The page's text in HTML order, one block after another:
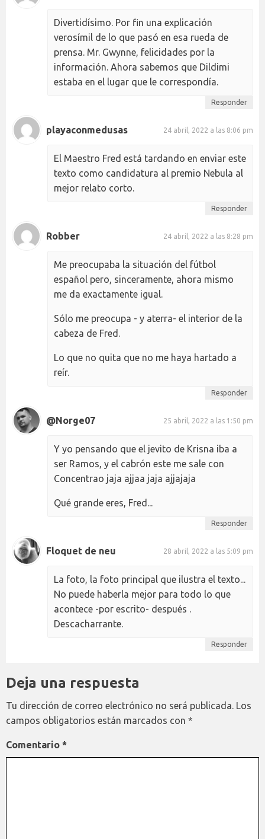
Divertidísimo. Por fin una explicación
verosímil de lo que pasó en esa rueda de
prensa. Mr. Gwynne, felicidades por la
información. Ahora sabemos que Dildimi
estaba en el lugar que le correspondía.
Responder
playaconmedusas 24 abril, 2022 a las 8:06 pm
El Maestro Fred está tardando en enviar este
texto como candidatura al premio Nebula al
mejor relato corto.
Responder
Robber 24 abril, 2022 a las 8:28 pm
Me preocupaba la situación del fútbol
español pero, sinceramente, ahora mismo
me da exactamente igual.
Sólo me preocupa - y aterra- el interior de la
cabeza de Fred.
Lo que no quita que no me haya hartado a
reír.
Responder
@Norge07 25 abril, 2022 a las 1:50 pm
Y yo pensando que el jevito de Krisna iba a
ser Ramos, y el cabrón este me sale con
Concentrao jaja ajjaa jaja ajjajaja
Qué grande eres, Fred...
Responder
Floquet de neu 28 abril, 2022 a las 5:09 pm
La foto, la foto principal que ilustra el texto...
No puede haberla mejor para todo lo que
acontece -por escrito- después .
Descacharrante.
Responder
Deja una respuesta
Tu dirección de correo electrónico no será publicada. Los
campos obligatorios están marcados con *
Comentario *